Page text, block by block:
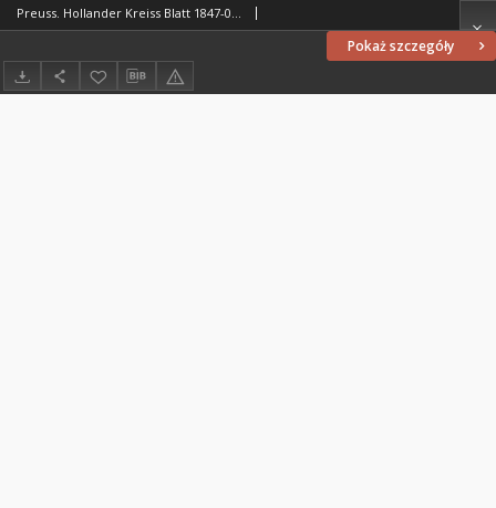
Pokaż szczegóły
Preuss. Hollander Kreiss Blatt 1847-05-31